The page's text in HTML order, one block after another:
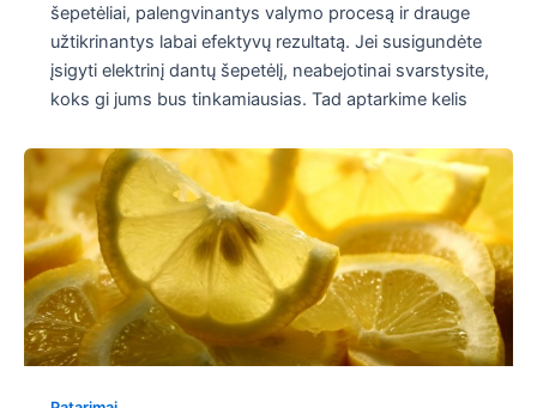
šepetėliai, palengvinantys valymo procesą ir drauge
užtikrinantys labai efektyvų rezultatą. Jei susigundėte
įsigyti elektrinį dantų šepetėlį, neabejotinai svarstysite,
koks gi jums bus tinkamiausias. Tad aptarkime kelis